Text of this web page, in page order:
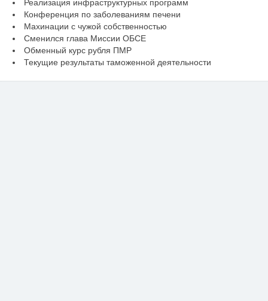
Реализация инфраструктурных программ
Конференция по заболеваниям печени
Махинации с чужой собственностью
Сменился глава Миссии ОБСЕ
Обменный курс рубля ПМР
Текущие результаты таможенной деятельности